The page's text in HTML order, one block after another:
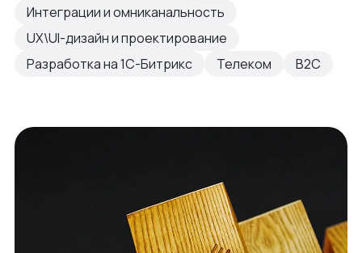
Интеграции и омниканальность
UX\UI-дизайн и проектирование
Разработка на 1С-Битрикс
Телеком B2C